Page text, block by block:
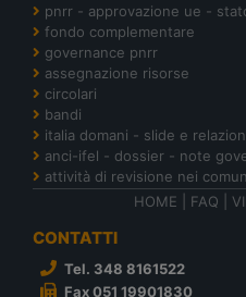
pnrr - approvazione ue -
fondo complementare
governance pnrr
assegnazione risorse
circolari
bandi
italia domani - slide e
anci-ifel - dossier - note
attività di revisione nei
HOME
FAQ
CONTATTI
Tel. 348 8161522
Fax 051 19901830